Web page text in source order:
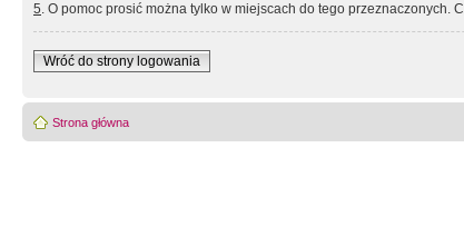
5. O pomoc prosić można tylko w miejscach do tego przeznaczonych.
Wróć do strony logowania
Strona główna